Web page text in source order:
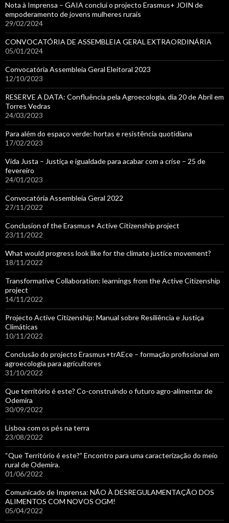
Nota à Imprensa – GAIA conclui o projecto Erasmus+ JOIN de
empoderamento de jovens mulheres rurais
29/02/2024
CONVOCATÓRIA DE ASSEMBLEIA GERAL EXTRAORDINÁRIA
05/01/2024
Convocatória Assembleia Geral Eleitoral 2023
12/10/2023
RESERVE A DATA: Confluência pela Agroecologia, dia 20 de Abril em
Torres Vedras
24/03/2023
Para além do espaço verde: hortas e resistência quotidiana
17/02/2023
Vida Justa – Justiça e igualdade para acabar com a crise – 25 de
fevereiro
24/01/2023
Convocatória Assembleia Geral 2022
27/11/2022
Conclusion of the Erasmus+ Active Citizenship project
23/11/2022
What would progress look like for the climate justice movement?
18/11/2022
Transformative Collaboration: learnings from the Active Citizenship
project
14/11/2022
Projecto Active Citizenship: Manual sobre Resiliência e Justiça
Climáticas
10/11/2022
Conclusão do projecto Erasmus+trAEce – formação profissional em
agroecologia para agricultores
31/10/2022
Que território é este? Co-construindo o futuro agro-alimentar de
Odemira
30/09/2022
Lisboa com os pés na terra
23/08/2022
“Que Território é este?” Encontro para uma caracterização do meio
rural de Odemira.
01/06/2022
Comunicado de Imprensa: NÃO À DESREGULAMENTAÇÃO DOS
ALIMENTOS COM NOVOS OGM!
05/04/2022